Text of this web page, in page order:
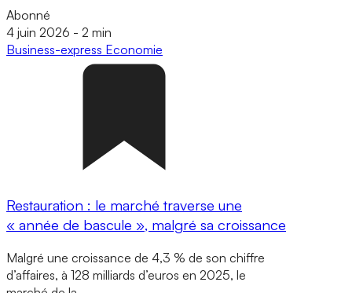
Abonné
4 juin 2026 - 2 min
Business-express Economie
Restauration : le marché traverse une
« année de bascule », malgré sa croissance
Malgré une croissance de 4,3 % de son chiffre
d’affaires, à 128 milliards d’euros en 2025, le